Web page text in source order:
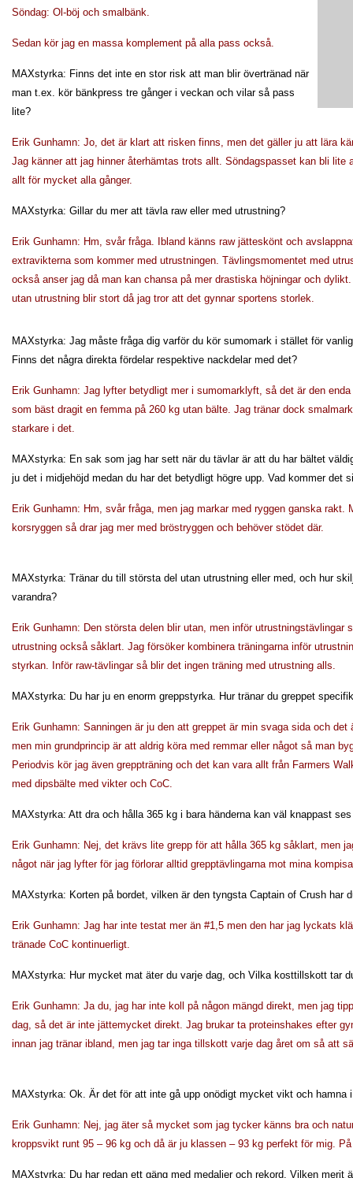
Söndag: Ol-böj och smalbänk.
Sedan kör jag en massa komplement på alla pass också.
MAXstyrka: Finns det inte en stor risk att man blir övertränad när
man t.ex. kör bänkpress tre gånger i veckan och vilar så pass
lite?
Erik Gunhamn: Jo, det är klart att risken finns, men det gäller ju att lära
Jag känner att jag hinner återhämtas trots allt. Söndagspasset kan bli
allt för mycket alla gånger.
MAXstyrka: Gillar du mer att tävla raw eller med utrustning?
Erik Gunhamn: Hm, svår fråga. Ibland känns raw jätteskönt och
extravikterna som kommer med utrustningen. Tävlingsmomentet med
också anser jag då man kan chansa på mer drastiska höjningar och
utan utrustning blir stort då jag tror att det gynnar sportens storlek.
MAXstyrka: Jag måste fråga dig varför du kör sumomark i stället för
Finns det några direkta fördelar respektive nackdelar med det?
Erik Gunhamn: Jag lyfter betydligt mer i sumomarklyft, så det är den
som bäst dragit en femma på 260 kg utan bälte. Jag tränar dock
starkare i det.
MAXstyrka: En sak som jag har sett när du tävlar är att du har bältet
ju det i midjehöjd medan du har det betydligt högre upp. Vad kommer det
Erik Gunhamn: Hm, svår fråga, men jag markar med ryggen ganska rakt.
korsryggen så drar jag mer med bröstryggen och behöver stödet där.
MAXstyrka: Tränar du till största del utan utrustning eller med, och hur
varandra?
Erik Gunhamn: Den största delen blir utan, men inför utrustningstävlingar
utrustning också såklart. Jag försöker kombinera träningarna inför
styrkan. Inför raw-tävlingar så blir det ingen träning med utrustning alls.
MAXstyrka: Du har ju en enorm greppstyrka. Hur tränar du greppet
Erik Gunhamn: Sanningen är ju den att greppet är min svaga sida och
men min grundprincip är att aldrig köra med remmar eller något så man
Periodvis kör jag även greppträning och det kan vara allt från Farmers
med dipsbälte med vikter och CoC.
MAXstyrka: Att dra och hålla 365 kg i bara händerna kan väl knappast
Erik Gunhamn: Nej, det krävs lite grepp för att hålla 365 kg såklart, men
något när jag lyfter för jag förlorar alltid grepptävlingarna mot mina
MAXstyrka: Korten på bordet, vilken är den tyngsta Captain of Crush har
Erik Gunhamn: Jag har inte testat mer än #1,5 men den har jag lyckats
tränade CoC kontinuerligt.
MAXstyrka: Hur mycket mat äter du varje dag, och Vilka kosttillskott tar
Erik Gunhamn: Ja du, jag har inte koll på någon mängd direkt, men jag
dag, så det är inte jättemycket direkt. Jag brukar ta proteinshakes efter
innan jag tränar ibland, men jag tar inga tillskott varje dag året om så att
MAXstyrka: Ok. Är det för att inte gå upp onödigt mycket vikt och hamna
Erik Gunhamn: Nej, jag äter så mycket som jag tycker känns bra och
kroppsvikt runt 95 – 96 kg och då är ju klassen – 93 kg perfekt för mig.
MAXstyrka: Du har redan ett gäng med medaljer och rekord. Vilken merit